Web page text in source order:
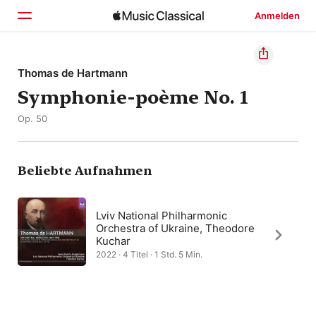
Anmelden
Startseite
Entdecken
Thomas de Hartmann
Symphonie-poème No. 1
Op. 50
Beliebte Aufnahmen
Lviv National Philharmonic
Orchestra of Ukraine, Theodore
Kuchar
2022 · 4 Titel · 1 Std. 5 Min.